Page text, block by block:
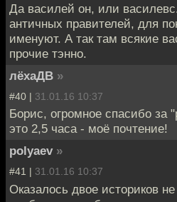
Да василей он, или
античных правителей, для
именуют. А так там всякие
прочие тэнно.
лёхаДВ »
#40 | 31.01.16 10:37
Борис, огромное спасибо за
это 2,5 часа - моё почтение!
polyaev »
#41 | 31.01.16 10:37
Оказалось двое историков